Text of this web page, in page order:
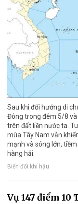
Sau khi đổi hướng di
Đông trong đêm 5/8
trên đất liền nước ta.
mùa Tây Nam vẫn
mạnh và sóng lớn,
hàng hải.
Biến đổi khí hậu
Vụ 147 điểm 10